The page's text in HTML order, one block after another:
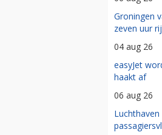
Groningen
zeven uur
04 aug 26
easyJet
haakt af
06 aug 26